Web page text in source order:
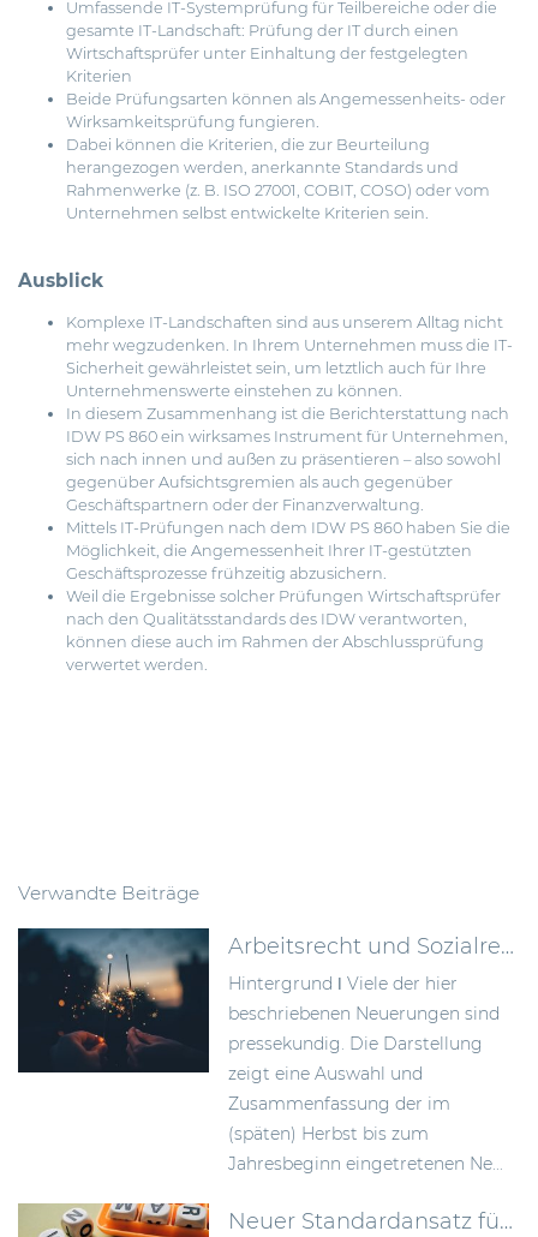
Umfassende IT-Systemprüfung für Teilbereiche oder die
gesamte IT-Landschaft: Prüfung der IT durch einen
Wirtschaftsprüfer unter Einhaltung der festgelegten
Kriterien
Beide Prüfungsarten können als Angemessenheits- oder
Wirksamkeitsprüfung fungieren.
Dabei können die Kriterien, die zur Beurteilung
herangezogen werden, anerkannte Standards und
Rahmenwerke (z. B. ISO 27001, COBIT, COSO) oder vom
Unternehmen selbst entwickelte Kriterien sein.
Ausblick
Komplexe IT-Landschaften sind aus unserem Alltag nicht
mehr wegzudenken. In Ihrem Unternehmen muss die IT-
Sicherheit gewährleistet sein, um letztlich auch für Ihre
Unternehmenswerte einstehen zu können.
In diesem Zusammenhang ist die Berichterstattung nach
IDW PS 860 ein wirksames Instrument für Unternehmen,
sich nach innen und außen zu präsentieren – also sowohl
gegenüber Aufsichtsgremien als auch gegenüber
Geschäftspartnern oder der Finanzverwaltung.
Mittels IT-Prüfungen nach dem IDW PS 860 haben Sie die
Möglichkeit, die Angemessenheit Ihrer IT-gestützten
Geschäftsprozesse frühzeitig abzusichern.
Weil die Ergebnisse solcher Prüfungen Wirtschaftsprüfer
nach den Qualitätsstandards des IDW verantworten,
können diese auch im Rahmen der Abschlussprüfung
verwertet werden.
Verwandte Beiträge
Arbeitsrecht und Sozialrecht – mit Neuerungen ins Jahr 2023
Hintergrund ǀ Viele der hier
beschriebenen Neuerungen sind
pressekundig. Die Darstellung
zeigt eine Auswahl und
Zusammenfassung der im
(späten) Herbst bis zum
Jahresbeginn eingetretenen Ne...
Neuer Standardansatz für operationelle Risiken gem. CRR III